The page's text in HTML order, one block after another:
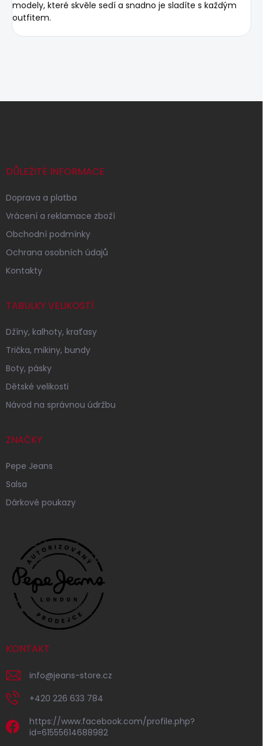
modely, které skvěle sedí a snadno je sladíte s každým
outfitem.
Z
DŮLEŽITÉ INFORMACE
Doprava a platba
Vrácení a reklamace zboží
Obchodní podmínky
Ochrana osobních údajů
Kontakty
TABULKY VELIKOSTÍ
Džíny, kalhoty, kraťasy
Trička, mikiny, bundy
Boty, pásky
Dětské velikosti
Návod na správnou údržbu
ZNAČKY
Pepe Jeans
Salsa
Dárkové poukazy
KONTAKT
info@jeans-store.cz
+420 226 633 784
https://www.facebook.com/profile.php?
id=61555614688982